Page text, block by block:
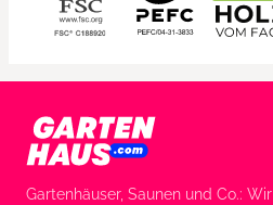
Gartenhäuser, Saunen und Co.: Wir